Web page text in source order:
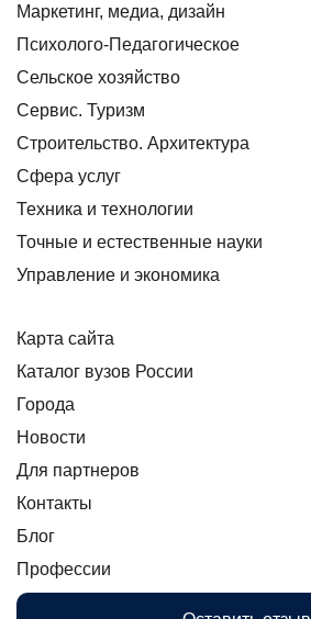
Маркетинг, медиа, дизайн
Психолого-Педагогическое
Сельское хозяйство
Сервис. Туризм
Строительство. Архитектура
Сфера услуг
Техника и технологии
Точные и естественные науки
Управление и экономика
Карта сайта
Каталог вузов России
Города
Новости
Для партнеров
Контакты
Блог
Профессии